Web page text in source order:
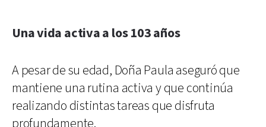
Una vida activa a los 103 años
A pesar de su edad, Doña Paula aseguró que
mantiene una rutina activa y que continúa
realizando distintas tareas que disfruta